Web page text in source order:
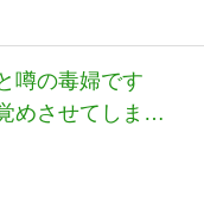
噂の毒婦です
めさせてしまい
クス)